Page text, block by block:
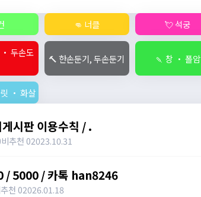
👊 너클 💘 석궁
두손도
🔨 한손둔기, 두손둔기 🍡 창 ・ 폴암
・ 화살
시판 이용수칙 / .
비추천 02023.10.31
/ 5000 / 카톡 han8246
천 02026.01.18